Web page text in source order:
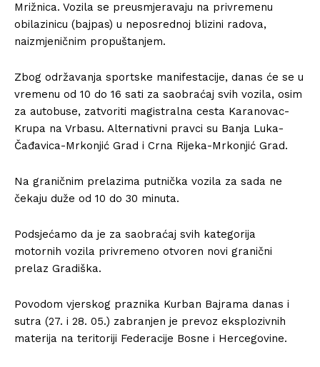
Mrižnica. Vozila se preusmjeravaju na privremenu
obilazinicu (bajpas) u neposrednoj blizini radova,
naizmjeničnim propuštanjem.
Zbog održavanja sportske manifestacije, danas će se u
vremenu od 10 do 16 sati za saobraćaj svih vozila, osim
za autobuse, zatvoriti magistralna cesta Karanovac-
Krupa na Vrbasu. Alternativni pravci su Banja Luka-
Čađavica-Mrkonjić Grad i Crna Rijeka-Mrkonjić Grad.
Na graničnim prelazima putnička vozila za sada ne
čekaju duže od 10 do 30 minuta.
Podsjećamo da je za saobraćaj svih kategorija
motornih vozila privremeno otvoren novi granični
prelaz Gradiška.
Povodom vjerskog praznika Kurban Bajrama danas i
sutra (27. i 28. 05.) zabranjen je prevoz eksplozivnih
materija na teritoriji Federacije Bosne i Hercegovine.